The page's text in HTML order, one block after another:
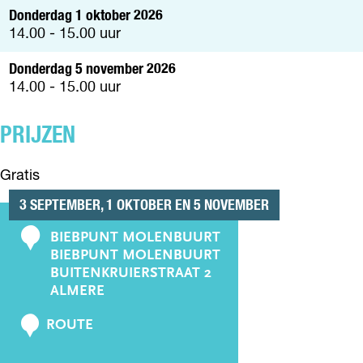
Donderdag 1 oktober 2026
14.00 - 15.00 uur
Donderdag 5 november 2026
14.00 - 15.00 uur
PRIJZEN
Gratis
3 SEPTEMBER, 1 OKTOBER EN 5 NOVEMBER
C
a
BIEBPUNT MOLENBUURT
BIEBPUNT MOLENBUURT
BUITENKRUIERSTRAAT 2
ALMERE
ROUTE